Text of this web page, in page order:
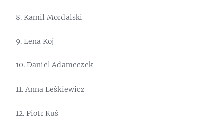
8. Kamil Mordalski
9. Lena Koj
10. Daniel Adameczek
11. Anna Leśkiewicz
12. Piotr Kuś